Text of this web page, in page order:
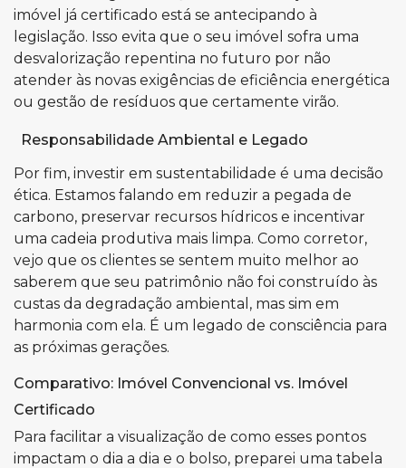
imóvel já certificado está se antecipando à
legislação. Isso evita que o seu imóvel sofra uma
desvalorização repentina no futuro por não
atender às novas exigências de eficiência energética
ou gestão de resíduos que certamente virão.
Responsabilidade Ambiental e Legado
Por fim, investir em sustentabilidade é uma decisão
ética. Estamos falando em reduzir a pegada de
carbono, preservar recursos hídricos e incentivar
uma cadeia produtiva mais limpa. Como corretor,
vejo que os clientes se sentem muito melhor ao
saberem que seu patrimônio não foi construído às
custas da degradação ambiental, mas sim em
harmonia com ela. É um legado de consciência para
as próximas gerações.
Comparativo: Imóvel Convencional vs. Imóvel
Certificado
Para facilitar a visualização de como esses pontos
impactam o dia a dia e o bolso, preparei uma tabela